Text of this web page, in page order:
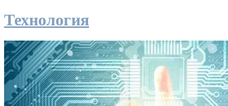
Технология